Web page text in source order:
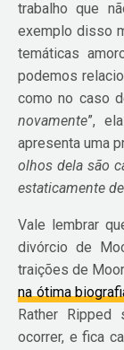
trabalho que
exemplo disso
temáticas
podemos
como no caso
novamente”,
apresenta uma
olhos dela são
estaticamente
Vale lembrar
divórcio de
traições de
na ótima
Rather
ocorrer, e fica